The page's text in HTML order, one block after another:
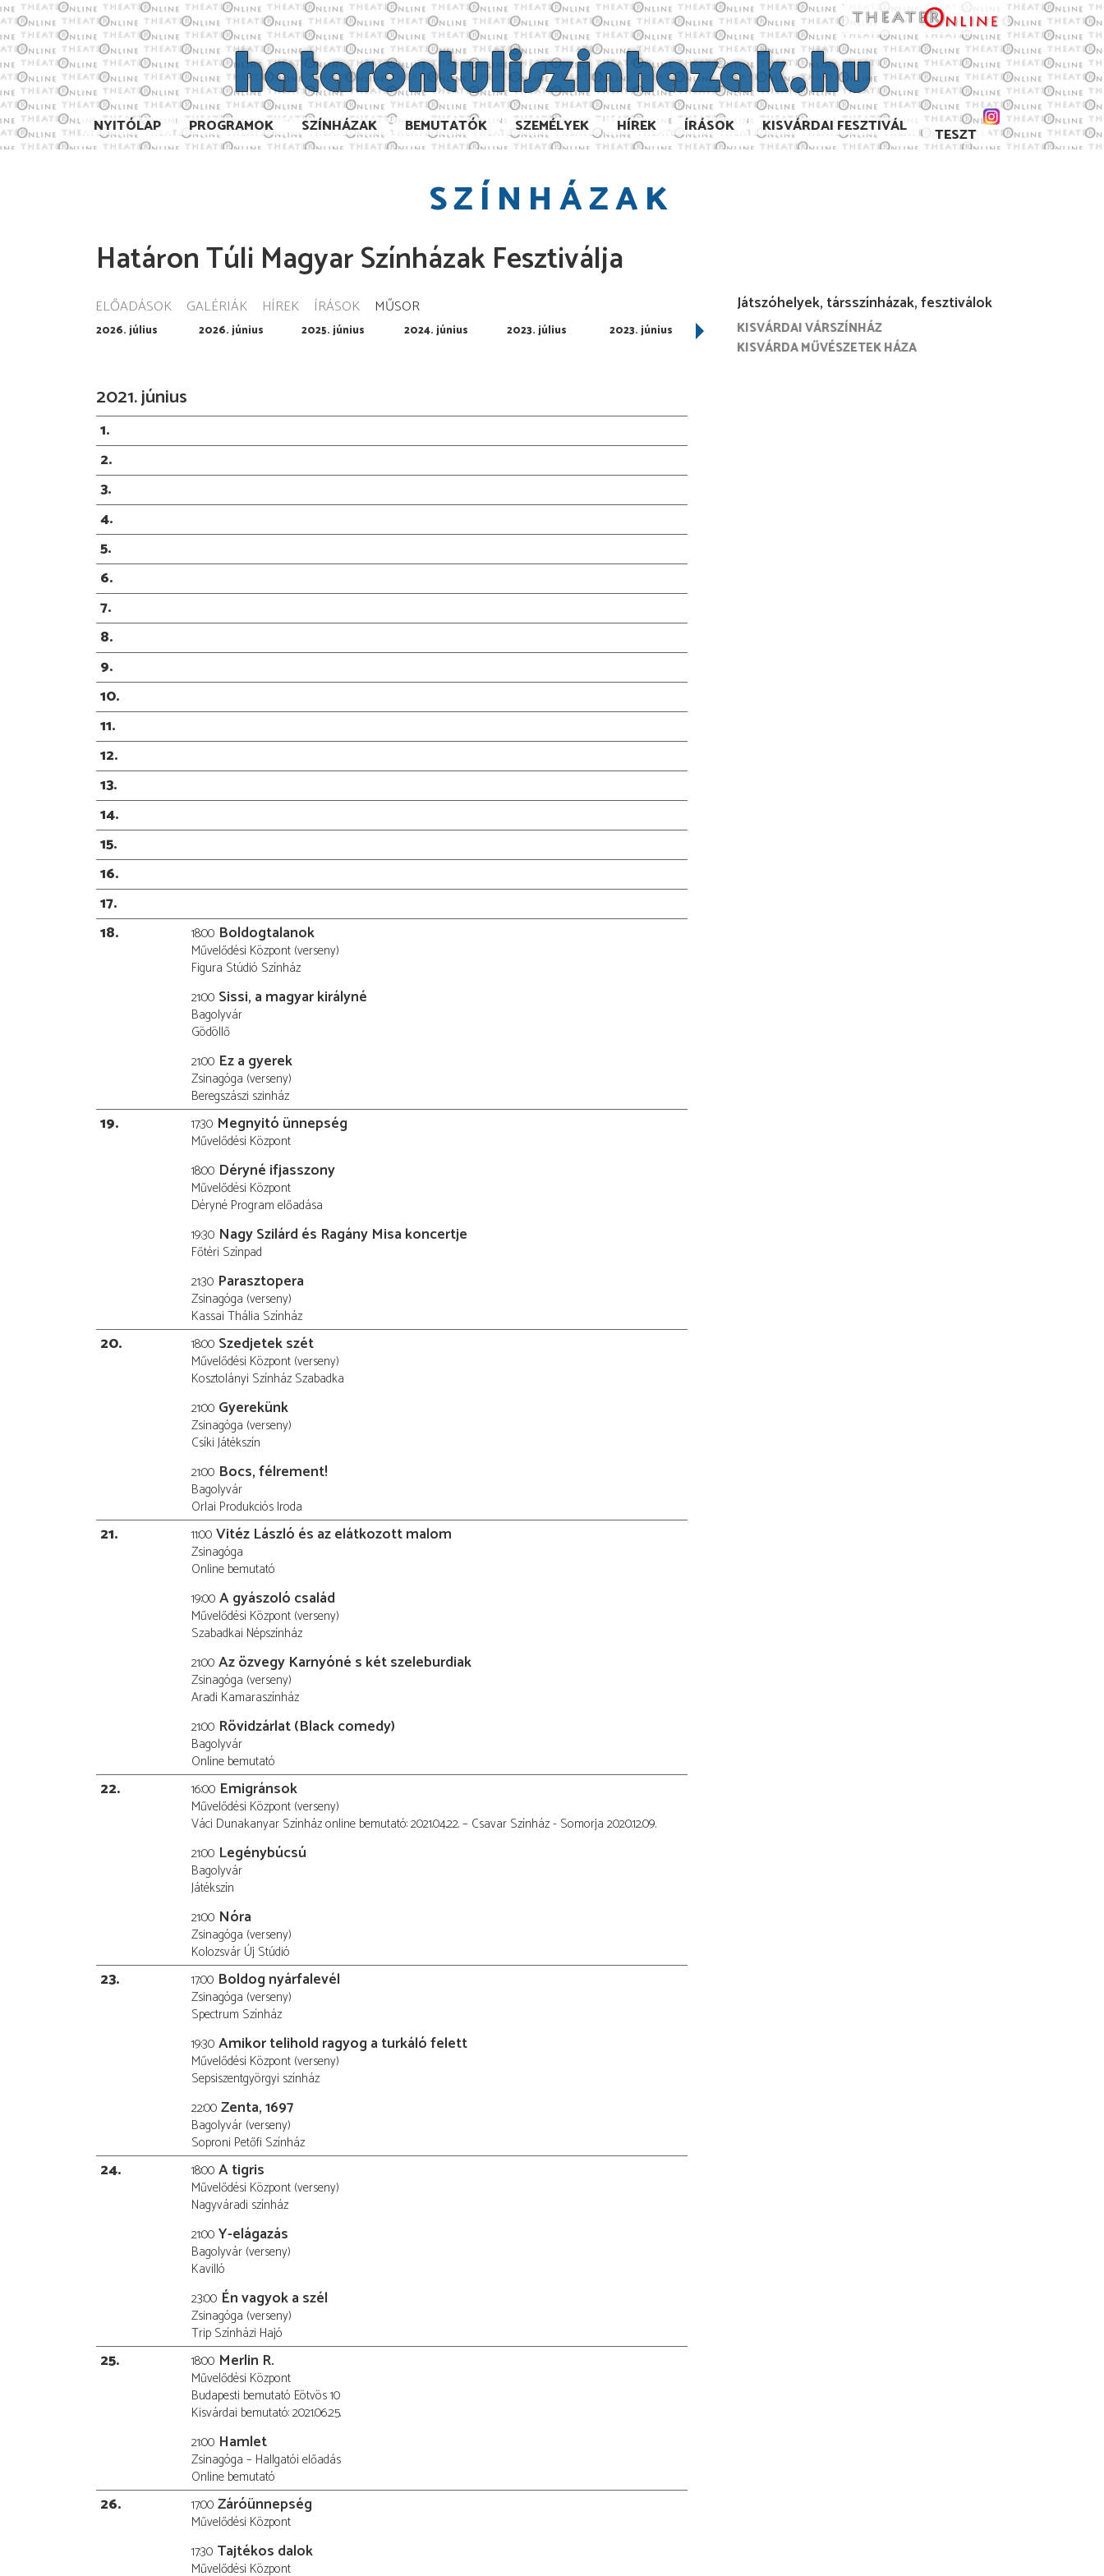
NYITÓLAP PROGRAMOK SZÍNHÁZAK BEMUTATÓK SZEMÉLYEK HÍREK ÍRÁSOK KISVÁRDAI FESZTIVÁL TESZT
SZÍNHÁZAK
Határon Túli Magyar Színházak Fesztiválja
ELŐADÁSOK GALÉRIÁK HÍREK ÍRÁSOK MŰSOR
2026. július 2026. június 2025. június 2024. június 2023. július 2023. június 2022. július 2022. június
2021. június
1
2
3
4
5
6
7
8
9
10
11
12
13
14
15
16
17
18
18:00 Boldogtalanok
Művelődési Központ (verseny)
Figura Stúdió Színház
21:00 Sissi, a magyar királyné
Bagolyvár
Gödöllő
21:00 Ez a gyerek
Zsinagóga (verseny)
Beregszászi szinház
19 17:30 Megnyitó ünnepség
Művelődési Központ
18:00 Déryné ifjasszony
Művelődési Központ
Déryné Program előadása
19:30 Nagy Szilárd és Ragány Misa koncertje
Főtéri Színpad
21:30 Parasztopera
Zsinagóga (verseny)
Kassai Thália Színház
20 18:00 Szedjetek szét
Művelődési Központ (verseny)
Kosztolányi Színház Szabadka
21:00 Gyerekünk
Zsinagóga (verseny)
Csíki Játékszín
21:00 Bocs, félrement!
Bagolyvár
Orlai Produkciós Iroda
21 11:00 Vitéz László és az elátkozott malom
Zsinagóga
Online bemutató
19:00 A gyászoló család
Művelődési Központ (verseny)
Szabadkai Népszínház
21:00 Az özvegy Karnyóné s két szeleburdiak
Zsinagóga (verseny)
Aradi Kamaraszínház
21:00 Rövidzárlat (Black comedy)
Bagolyvár
Online bemutató
22 16:00 Emigránsok
Művelődési Központ (verseny)
Váci Dunakanyar Színház online bemutató: 2021.04.22. – Csavar Színház - Somorja 2020.12.09.
21:00 Legénybúcsú
Bagolyvár
Játékszín
21:00 Nóra
Zsinagóga (verseny)
Kolozsvár Új Stúdió
23 17:00 Boldog nyárfalevél
Zsinagóga (verseny)
Spectrum Színház
19:30 Amikor telihold ragyog a turkáló felett
Művelődési Központ (verseny)
Sepsiszentgyörgyi színház
22:00 Zenta, 1697
Bagolyvár (verseny)
Soproni Petőfi Színház
24 18:00 A tigris
Művelődési Központ (verseny)
Nagyváradi színház
21:00 Y-elágazás
Bagolyvár (verseny)
Kavilló
23:00 Én vagyok a szél
Zsinagóga (verseny)
Trip Színházi Hajó
25 18:00 Merlin R.
Művelődési Központ
Budapesti bemutató Eötvös 10
Kisvárdai bemutató: 2021.06.25.
21:00 Hamlet
Zsinagóga – Hallgatói előadás
Online bemutató
26 17:00 Záróünnepség
Művelődési Központ
17:30 Tajtékos dalok
Művelődési Központ
Játszóhelyek, társszínházak, fesztiválok
KISVÁRDAI VÁRSZÍNHÁZ
KISVÁRDA MŰVÉSZETEK HÁZA